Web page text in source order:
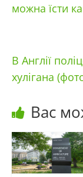
можна їсти
В Англії
хулігана
Вас